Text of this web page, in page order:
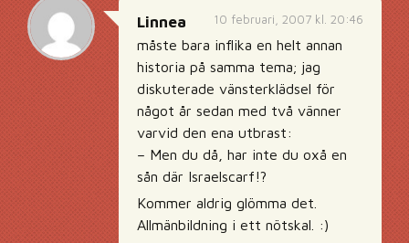
10 februari, 2007 kl. 20:46
Linnea
måste bara inflika en helt annan
historia på samma tema; jag
diskuterade vänsterklädsel för
något år sedan med två vänner
varvid den ena utbrast:
– Men du då, har inte du oxå en
sån där Israelscarf!?
Kommer aldrig glömma det.
Allmänbildning i ett nötskal. :)